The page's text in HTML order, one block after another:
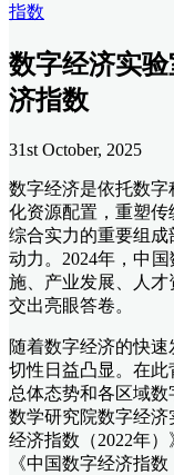
指数
数字经济实
济指数
31st October, 2025
数字经济是依托数
化资源配置，重塑
综合实力的重要组
动力。2024年，中
施、产业发展、人才
交出亮眼答卷。
随着数字经济的快
切性日益凸显。在
总体态势和各区域
数学研究院数字经
经济指数（2022年
《中国数字经济指